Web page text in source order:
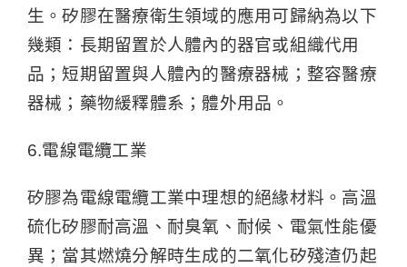
生。矽膠在醫療衛生領域的應用可歸納為以下
幾類：長期留置於人體內的器官或組織代用
品；短期留置與人體內的醫療器械；整容醫療
器械；藥物緩釋體系；體外用品。
6.電線電纜工業
矽膠為電線電纜工業中理想的絕緣材料。高溫
硫化矽膠耐高溫、耐臭氧、耐候、電氣性能優
異；當其燃燒分解時生成的二氧化矽殘渣仍起